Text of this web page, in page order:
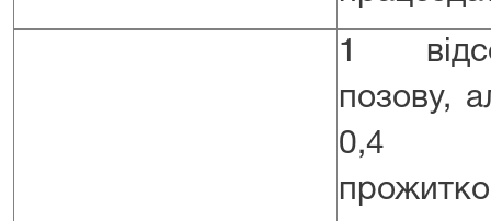
1
позову,
0,4